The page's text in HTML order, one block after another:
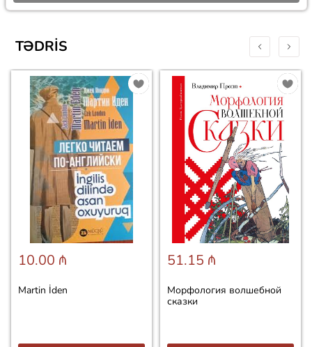
TƏDRIS
10.00 ₼
Martin İden
51.15 ₼
Морфология волшебной
сказки